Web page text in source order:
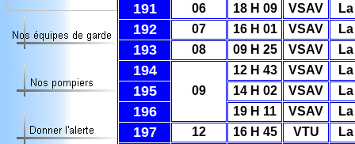
191 06 18 H 09 VSAV
192 07 16 H 01 VSAV
193 08 09 H 25 VSAV
194
09
12 H 43 VSAV
195 14 H 02 VSAV
196 19 H 11 VSAV
197 12 16 H 45 VTU